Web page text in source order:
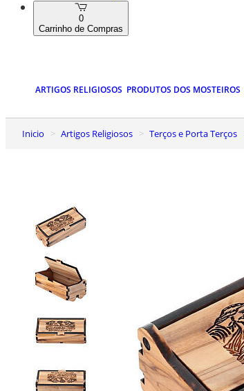
0
Carrinho de Compras
ARTIGOS RELIGIOSOS PRODUTOS DOS MOSTEIROS
Inicio Artigos Religiosos Terços e Porta Terços